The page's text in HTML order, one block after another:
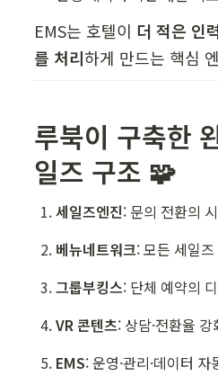
EMS는 호텔이 더 적은 인
를 처리하게 만드는 핵심
루북이 구축한
일즈 구조 🧩
세일즈엔진: 문의 전환의
베뉴네트워크: 모든 세일
그룹부킹스: 단체 예약의
VR 콘텐츠: 상담·전환율 강
EMS: 운영·관리·데이터 자